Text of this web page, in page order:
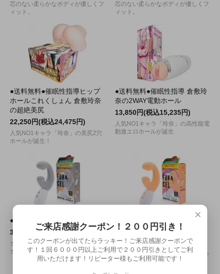
芯のない柔らかなボディが優しくフ
ィット。
芯のない柔らかなボディが優しくフ
ィット。
●送料無料●催眠性指導ヒップ
ホールこれくしょん 倉敷玲奈
の超絶美尻
22,250円(税込24,475円)
人気NO1キャラ「玲奈」の美尻2穴
ホールが誕生！
●送料無料●催眠性指導 倉敷玲
奈の2WAY電動ホール
13,850円(税込15,235円)
人気NO1キャラ「玲奈」の高性能電
動激エロホールが誕生
●送料無料●FUKACEL グレー
3,300円(税込3,630円)
ナカとソトを振動で挟んで刺激する
ナカソト同時イキバイブ！
●送料無料●FUKACEL ピーチ
ファズ
3,300円(税込3,630円)
ナカとソトを振動で挟んで刺激する
ナカソト同時イキバイブ！
×
ご来店感謝クーポン！２００円引き！
このクーポンが出てたらラッキー！ご来店感謝クーポンで
す！１回６０００円以上ご利用で２００円引きとしてご利
用いただけます！リピーター様もご利用可能です！